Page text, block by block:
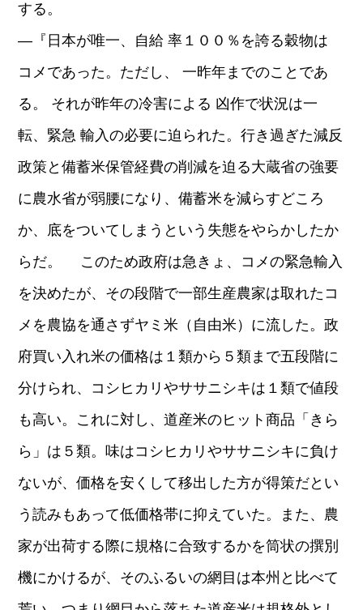
する。
―『日本が唯一、自給 率１００％を誇る穀物は
コメであった。ただし、 一昨年までのことであ
る。 それが昨年の冷害による 凶作で状況は一
転、緊急 輸入の必要に迫られた。行き過ぎた減反
政策と備蓄米保管経費の削減を迫る大蔵省の強要
に農水省が弱腰になり、備蓄米を減らすどころ
か、底をついてしまうという失態をやらかしたか
らだ。 このため政府は急きょ、コメの緊急輸入
を決めたが、その段階で一部生産農家は取れたコ
メを農協を通さずヤミ米（自由米）に流した。政
府買い入れ米の価格は１類から５類まで五段階に
分けられ、コシヒカリやササニシキは１類で値段
も高い。これに対し、道産米のヒット商品「きら
ら」は５類。味はコシヒカリやササニシキに負け
ないが、価格を安くして移出した方が得策だとい
う読みもあって低価格帯に抑えていた。また、農
家が出荷する際に規格に合致するかを筒状の撰別
機にかけるが、そのふるいの網目は本州と比べて